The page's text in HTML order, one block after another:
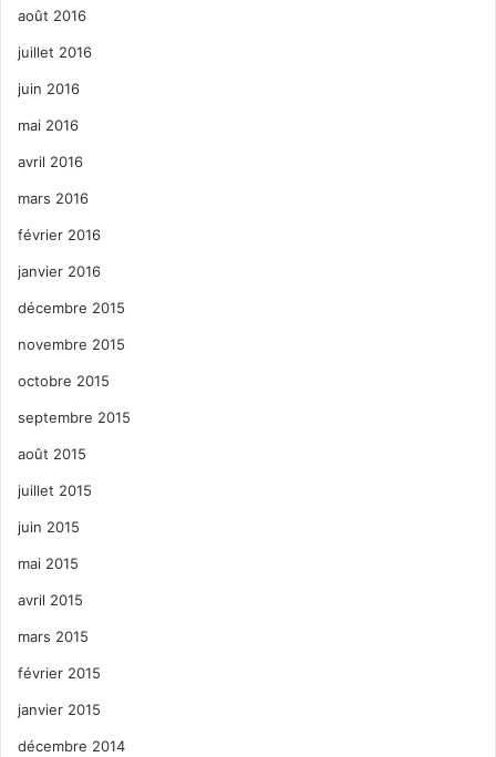
août 2016
juillet 2016
juin 2016
mai 2016
avril 2016
mars 2016
février 2016
janvier 2016
décembre 2015
novembre 2015
octobre 2015
septembre 2015
août 2015
juillet 2015
juin 2015
mai 2015
avril 2015
mars 2015
février 2015
janvier 2015
décembre 2014